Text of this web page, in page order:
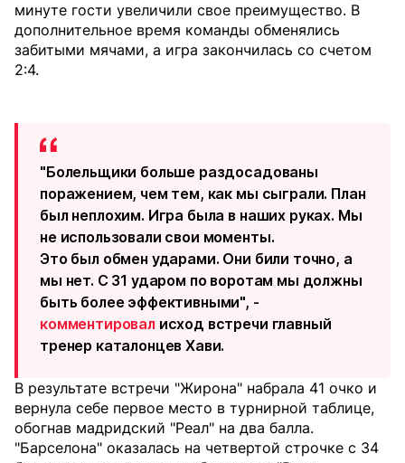
минуте гости увеличили свое преимущество. В
дополнительное время команды обменялись
забитыми мячами, а игра закончилась со счетом
2:4.
"Болельщики больше раздосадованы
поражением, чем тем, как мы сыграли. План
был неплохим. Игра была в наших руках. Мы
не использовали свои моменты.
Это был обмен ударами. Они били точно, а
мы нет. С 31 ударом по воротам мы должны
быть более эффективными", -
комментировал исход встречи главный
тренер каталонцев Хави.
В результате встречи "Жирона" набрала 41 очко и
вернула себе первое место в турнирной таблице,
обогнав мадридский "Реал" на два балла.
"Барселона" оказалась на четвертой строчке с 34